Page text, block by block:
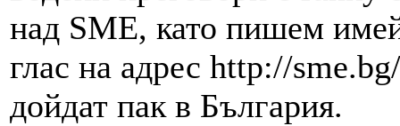
над SME, като пишем
глас на адрес http://
дойдат пак в България.